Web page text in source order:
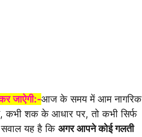
जाऐगी:-आज के समय में आम नागरिक
कभी शक के आधार पर, तो कभी सिर्फ
यह है कि अगर आपने कोई गलती